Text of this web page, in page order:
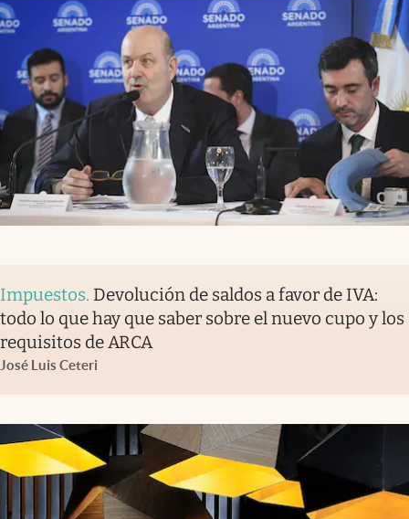
Impuestos. Devolución de saldos a favor de IVA:
todo lo que hay que saber sobre el nuevo cupo y los
requisitos de ARCA
José Luis Ceteri